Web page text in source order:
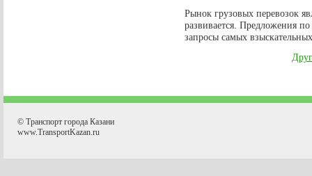
Рынок грузовых перевозок
развивается. Предложения
запросы самых
© Транспорт города Казани
www.TransportKazan.ru